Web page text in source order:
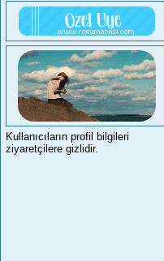
Kullanıcıların profil bilgileri
ziyaretçilere gizlidir.